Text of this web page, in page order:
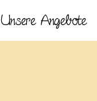
Unsere Angebote